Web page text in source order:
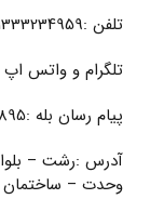
تلفن :01333234959
تلگرام و واتس اپ :
پیام رسان بله :09981595895
آدرس :رشت –
وحدت – ساختمان